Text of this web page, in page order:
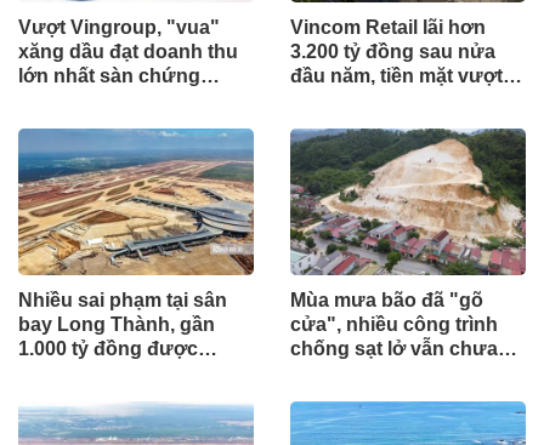
Vượt Vingroup, "vua"
xăng dầu đạt doanh thu
lớn nhất sàn chứng
Vincom Retail lãi hơn
3.200 tỷ đồng sau nửa
đầu năm, tiền mặt vượt
Nhiều sai phạm tại sân
bay Long Thành, gần
1.000 tỷ đồng được
Mùa mưa bão đã "gõ
cửa", nhiều công trình
chống sạt lở vẫn chưa